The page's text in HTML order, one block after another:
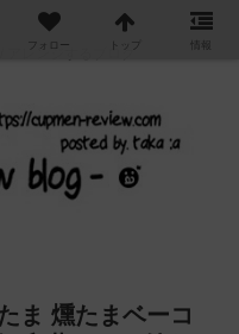
レンジするブログ
ま 燻たまベーコ
フォロー トップ 情報